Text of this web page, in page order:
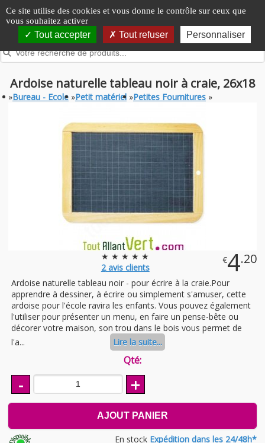
Panneau de gestion des cookies
Ce site utilise des cookies et vous donne le contrôle sur ceux que
vous souhaitez activer
Tout accepter Tout refuser Personnaliser
Ardoise naturelle tableau noir à craie, 26x18
»Bureau - Ecole »Petit matériel »Petites Fournitures »
★ ★ ★ ★ ★
2avis clients
€4.20
Ardoise naturelle tableau noir - pour écrire à la craie.Pour
apprendre à dessiner, à écrire ou simplement s'amuser, cette
ardoise pour l'école ravira les enfants. Vous pouvez également
l'utiliser pour présenter un menu, en faire un pense-bête ou
décorer votre maison, son trou dans le bois vous permet de
l'a...
Lire la suite...
Qté:
- +
AJOUT PANIER
En stock Expédition dans les 24/48h*